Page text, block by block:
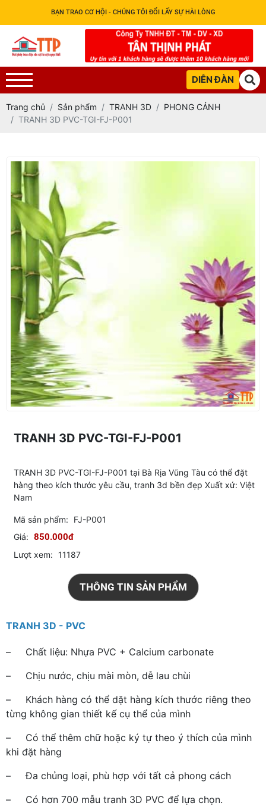
BẠN TRAO CƠ HỘI - CHÚNG TÔI ĐỔI LẤY SỰ HÀI LÒNG
DIỄN ĐÀN
Trang chủ Sản phẩm TRANH 3D
PHONG CẢNH
TRANH 3D PVC-TGI-FJ-P001
TRANH 3D PVC-TGI-FJ-P001
TRANH 3D PVC-TGI-FJ-P001 tại Bà Rịa Vũng Tàu có thể đặt
hàng theo kích thước yêu cầu, tranh 3d bền đẹp Xuất xứ: Việt
Nam
Mã sản phẩm:
FJ-P001
Giá: 850.000đ
Lượt xem: 11187
THÔNG TIN SẢN PHẨM
TRANH 3D - PVC
– Chất liệu: Nhựa PVC + Calcium carbonate
– Chịu nước, chịu mài mòn, dễ lau chùi
– Khách hàng có thể dặt hàng kích thước riêng theo
từng không gian thiết kế cụ thể của mình
– Có thể thêm chữ hoặc ký tự theo ý thích của mình
khi đặt hàng
– Đa chủng loại, phù hợp với tất cả phong cách
– Có hơn 700 mẫu tranh 3D PVC để lựa chọn.